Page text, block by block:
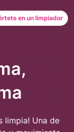
en un limpiador
limpia! Una de